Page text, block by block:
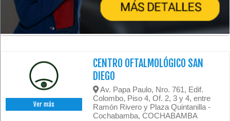
Ver más
CENTRO OFTALMOLÓGICO SAN
DIEGO
Av. Papa Paulo, Nro. 761, Edif.
Colombo, Piso 4, Of. 2, 3 y 4, entre
Ramón Rivero y Plaza Quintanilla -
Cochabamba, COCHABAMBA